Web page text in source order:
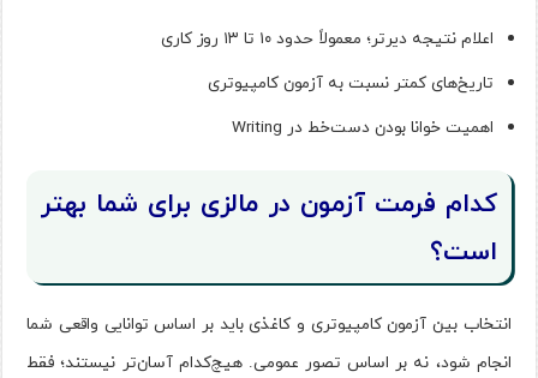
اعلام نتیجه دیرتر؛ معمولاً حدود ۱۰ تا ۱۳ روز کاری
تاریخ‌های کمتر نسبت به آزمون کامپیوتری
اهمیت خوانا بودن دست‌خط در Writing
کدام فرمت آزمون در مالزی برای شما بهتر
است؟
انتخاب بین آزمون کامپیوتری و کاغذی باید بر اساس توانایی واقعی شما
انجام شود، نه بر اساس تصور عمومی. هیچ‌کدام آسان‌تر نیستند؛ فقط